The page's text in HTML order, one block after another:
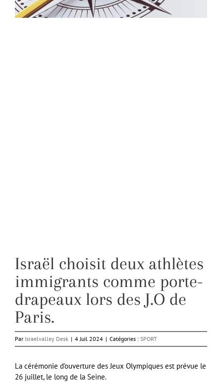
Israël choisit deux athlètes
immigrants comme porte-
drapeaux lors des J.O de
Paris.
Par Israelvalley Desk | 4 Juil 2024 | Catégories : SPORT
La cérémonie d’ouverture des Jeux Olympiques est prévue le
26 juillet, le long de la Seine.